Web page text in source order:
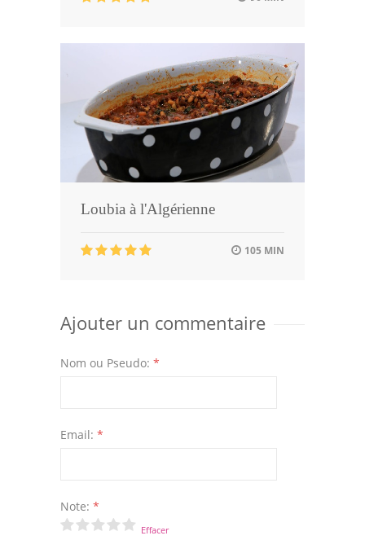
Loubia à l'Algérienne
105 MIN
Ajouter un commentaire
Nom ou Pseudo: *
Email: *
Note: *
Effacer